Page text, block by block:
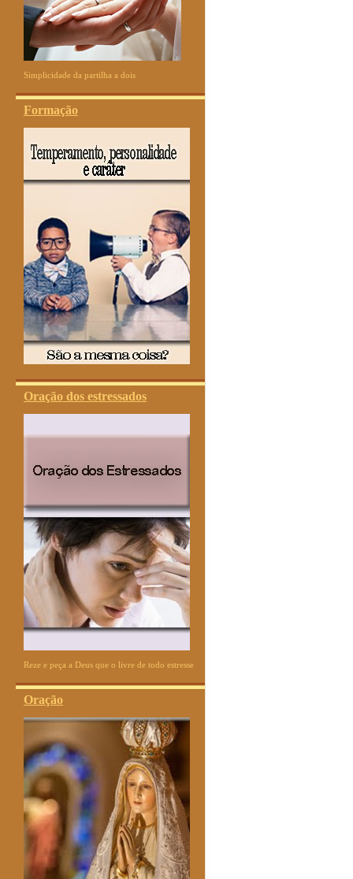
Simplicidade da partilha a dois
Formação
Oração dos estressados
Reze e peça a Deus que o livre de todo estresse
Oração